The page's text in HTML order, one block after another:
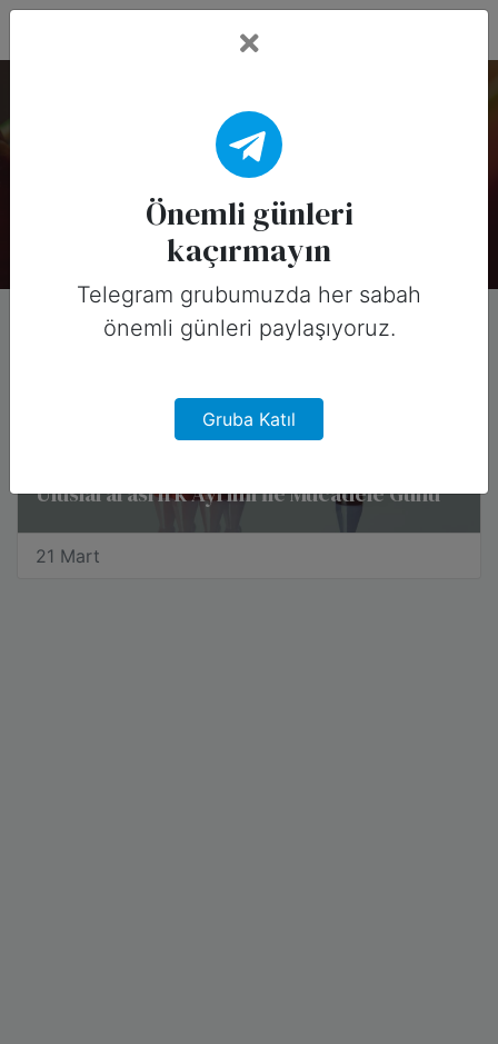
Önemli Günler: BM
Bu koleksiyonda 8 özel gün var.
Uluslararası Irk Ayrımı İle Mücadele Günü
21 Mart
Önemli günleri
kaçırmayın
Telegram grubumuzda her sabah
önemli günleri paylaşıyoruz.
Gruba Katıl